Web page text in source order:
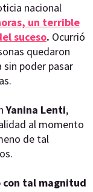
nacional
un terrible
suceso. Ocurrió
quedaron
poder pasar
Yanina Lenti,
al momento
de tal
con tal magnitud